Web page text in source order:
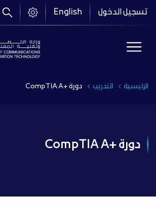
تجاوز
إلى
الرئيسي
تسجيل الدخول English
Breadcrumb
الرئيسية التدريب دورة +CompTIA A
دورة +CompTIA A